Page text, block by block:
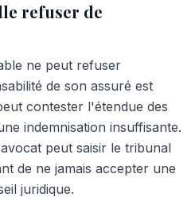
refuser de
ne peut refuser
de son assuré est
contester l'étendue des
indemnisation insuffisante.
peut saisir le tribunal
de ne jamais accepter une
juridique.